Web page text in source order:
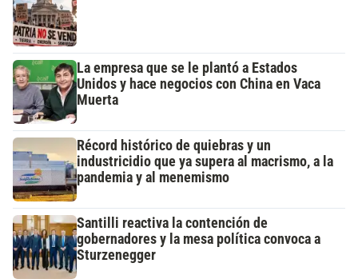
La empresa que se le plantó a Estados
Unidos y hace negocios con China en Vaca
Muerta
Récord histórico de quiebras y un
industricidio que ya supera al macrismo, a la
pandemia y al menemismo
Santilli reactiva la contención de
gobernadores y la mesa política convoca a
Sturzenegger